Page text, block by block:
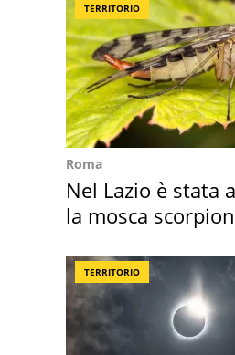
TERRITORIO
Roma
Nel Lazio è stata
la mosca
TERRITORIO